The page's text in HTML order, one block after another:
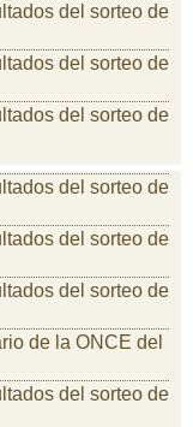
del sorteo de
del sorteo de
del sorteo de
del sorteo de
del sorteo de
del sorteo de
de la ONCE del
del sorteo de